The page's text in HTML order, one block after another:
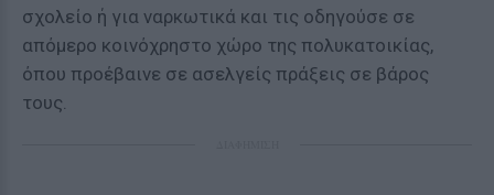
σχολείο ή για ναρκωτικά και τις οδηγούσε σε
απόμερο κοινόχρηστο χώρο της πολυκατοικίας,
όπου προέβαινε σε ασελγείς πράξεις σε βάρος
τους.